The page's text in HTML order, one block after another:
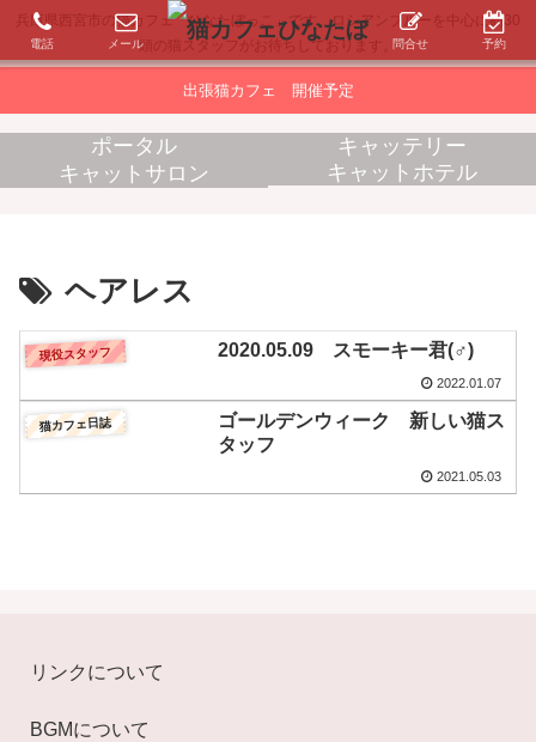
兵庫県西宮市の猫カフェ「ひなたぼっこ」です。ロシアンブルーを中心に約30
頭の猫スタッフがお待ちしております。
出張猫カフェ 開催予定
ポータル
キャッテリー
キャットサロン
キャットホテル
ヘアレス
現役スタッフ 2020.05.09 スモーキー君(♂)
2022.01.07
猫カフェ日誌
ゴールデンウィーク 新しい猫ス
タッフ
2021.05.03
リンクについて
BGMについて
電話 メール 問合せ 予約